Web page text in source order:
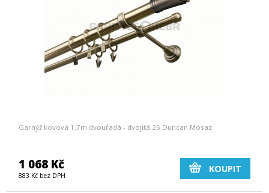
Garnýž kovová 1,7m dvouřadá - dvojitá 25 Duncan Mosaz
1 068 Kč
883 Kč bez DPH
KOUPIT